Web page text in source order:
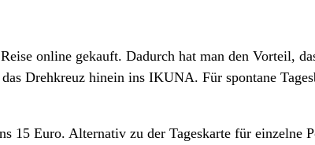
online gekauft. Dadurch hat man den Vorteil,
Drehkreuz hinein ins IKUNA. Für spontane
15 Euro. Alternativ zu der Tageskarte für einzelne